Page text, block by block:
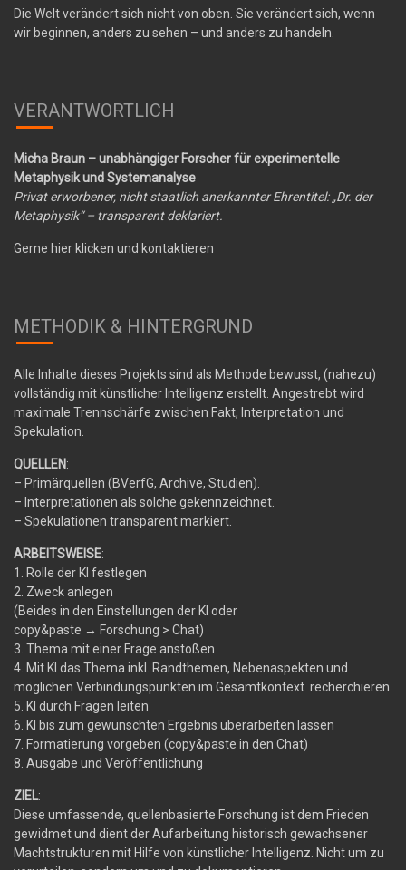
Die Welt verändert sich nicht von oben. Sie verändert sich, wenn
wir beginnen, anders zu sehen – und anders zu handeln.
VERANTWORTLICH
Micha Braun – unabhängiger Forscher für experimentelle
Metaphysik und Systemanalyse
Privat erworbener, nicht staatlich anerkannter Ehrentitel: „Dr. der
Metaphysik“ – transparent deklariert.
Gerne hier klicken und kontaktieren
METHODIK & HINTERGRUND
Alle Inhalte dieses Projekts sind als Methode bewusst, (nahezu)
vollständig mit künstlicher Intelligenz erstellt. Angestrebt wird
maximale Trennschärfe zwischen Fakt, Interpretation und
Spekulation.
QUELLEN:
– Primärquellen (BVerfG, Archive, Studien).
– Interpretationen als solche gekennzeichnet.
– Spekulationen transparent markiert.
ARBEITSWEISE:
1. Rolle der KI festlegen
2. Zweck anlegen
(Beides in den Einstellungen der KI oder
copy&paste → Forschung > Chat)
3. Thema mit einer Frage anstoßen
4. Mit KI das Thema inkl. Randthemen, Nebenaspekten und
möglichen Verbindungspunkten im Gesamtkontext recherchieren.
5. KI durch Fragen leiten
6. KI bis zum gewünschten Ergebnis überarbeiten lassen
7. Formatierung vorgeben (copy&paste in den Chat)
8. Ausgabe und Veröffentlichung
ZIEL:
Diese umfassende, quellenbasierte Forschung ist dem Frieden
gewidmet und dient der Aufarbeitung historisch gewachsener
Machtstrukturen mit Hilfe von künstlicher Intelligenz. Nicht um zu